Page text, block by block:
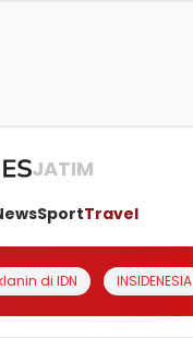
JATIM
SportTravel
di IDN INSIDENESIA